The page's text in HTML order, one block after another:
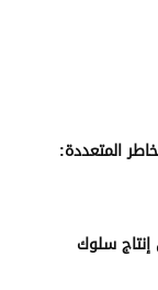
المتعددة:
سلوك